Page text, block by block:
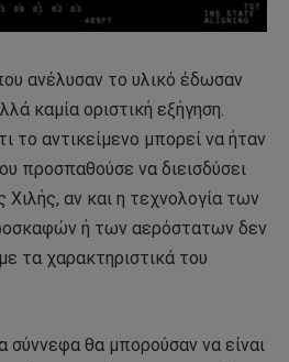
ανέλυσαν το υλικό έδωσαν
καμία οριστική εξήγηση.
το αντικείμενο μπορεί να ήταν
προσπαθούσε να διεισδύσει
αν και η τεχνολογία των
ή των αερόστατων δεν
τα χαρακτηριστικά του
σύννεφα θα μπορούσαν να είναι